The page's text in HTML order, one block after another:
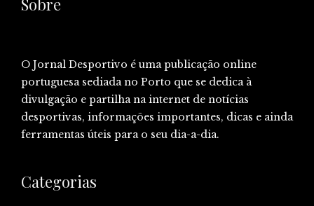
O Jornal Desportivo é uma publicação online
portuguesa sediada no Porto que se dedica à
divulgação e partilha na internet de notícias
desportivas, informações importantes, dicas e ainda
ferramentas úteis para o seu dia-a-dia.
Categorias